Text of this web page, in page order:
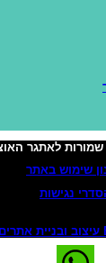
לאתגר האוצר
שימוש באתר
נגישות